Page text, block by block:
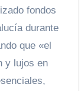
fondos
durante
que «el
y lujos en